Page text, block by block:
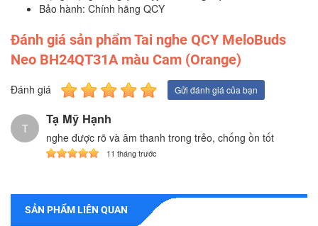
Bảo hành: Chính hãng QCY
Đánh giá sản phẩm Tai nghe QCY MeloBuds
Neo BH24QT31A màu Cam (Orange)
Đánh giá Gửi đánh giá của bạn
T
Tạ Mỹ Hạnh
nghe được rõ và âm thanh trong trẻo, chống ồn tốt
11 tháng trước
SẢN PHẨM LIÊN QUAN